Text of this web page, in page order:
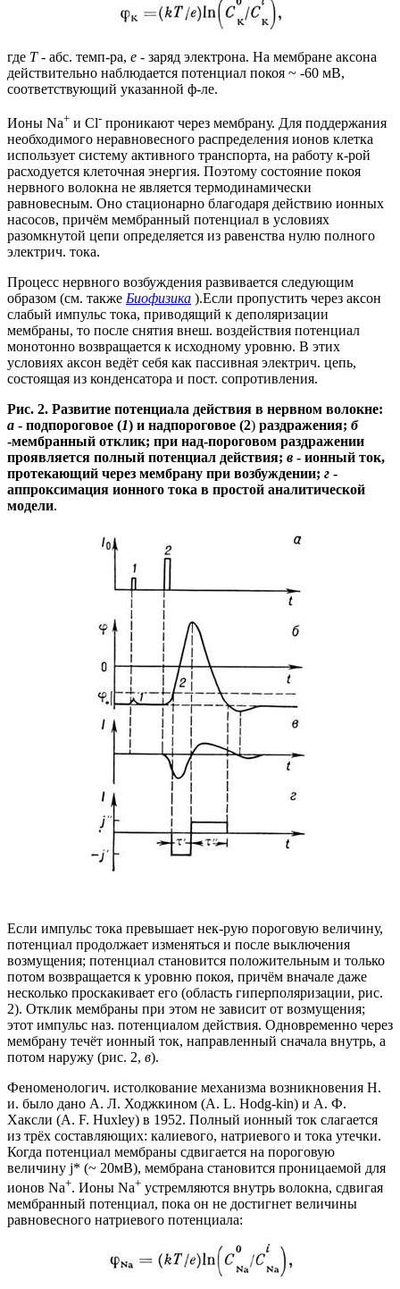
где Т- абс. темп-pa, е - заряд электрона. На мембране аксона
действительно наблюдается потенциал покоя ~ -60 мВ,
соответствующий указанной ф-ле.
Ионы Na+ и Сl- проникают через мембрану. Для поддержания
необходимого неравновесного распределения ионов клетка
использует систему активного транспорта, на работу к-рой
расходуется клеточная энергия. Поэтому состояние покоя
нервного волокна не является термодинамически
равновесным. Оно стационарно благодаря действию ионных
насосов, причём мембранный потенциал в условиях
разомкнутой цепи определяется из равенства нулю полного
электрич. тока.
Процесс нервного возбуждения развивается следующим
образом (см. также Биофизика ).Если пропустить через аксон
слабый импульс тока, приводящий к деполяризации
мембраны, то после снятия внеш. воздействия потенциал
монотонно возвращается к исходному уровню. В этих
условиях аксон ведёт себя как пассивная электрич. цепь,
состоящая из конденсатора и пост. сопротивления.
Рис. 2. Развитие потенциала действия в нервном волокне:
а - подпороговое (1) и надпороговое (2) раздражения; б
-мембранный отклик; при над-пороговом раздражении
проявляется полный потенциал действия; в - ионный ток,
протекающий через мембрану при возбуждении; г -
аппроксимация ионного тока в простой аналитической
модели.
Если импульс тока превышает нек-рую пороговую величину,
потенциал продолжает изменяться и после выключения
возмущения; потенциал становится положительным и только
потом возвращается к уровню покоя, причём вначале даже
несколько проскакивает его (область гиперполяризации, рис.
2). Отклик мембраны при этом не зависит от возмущения;
этот импульс наз. потенциалом действия. Одновременно через
мембрану течёт ионный ток, направленный сначала внутрь, а
потом наружу (рис. 2, в).
Феноменологич. истолкование механизма возникновения Н.
и. было дано А. Л. Ходжкином (A. L. Hodg-kin) и А. Ф.
Хаксли (A. F. Huxley) в 1952. Полный ионный ток слагается
из трёх составляющих: калиевого, натриевого и тока утечки.
Когда потенциал мембраны сдвигается на пороговую
величину j* (~ 20мВ), мембрана становится проницаемой для
ионов Na+. Ионы Na+ устремляются внутрь волокна, сдвигая
мембранный потенциал, пока он не достигнет величины
равновесного натриевого потенциала: